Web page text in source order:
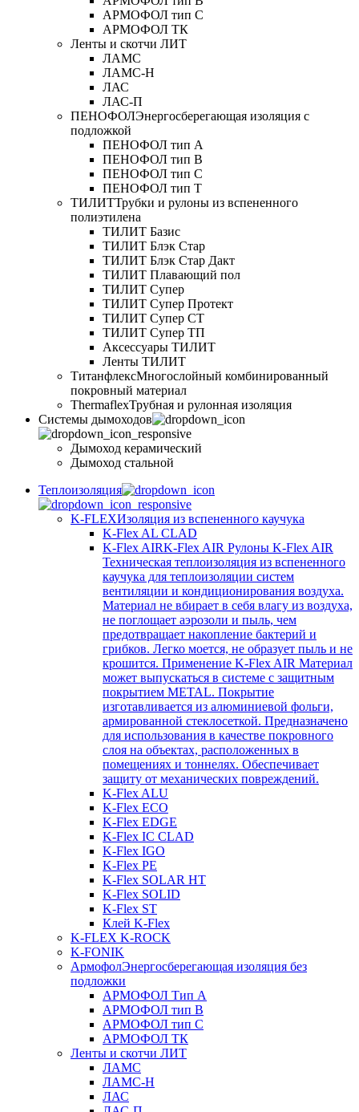
АРМОФОЛ тип C
АРМОФОЛ ТК
Ленты и скотчи ЛИТ
ЛАМС
ЛАМС-Н
ЛАС
ЛАС-П
ПЕНОФОЛЭнергосберегающая изоляция с
подложкой
ПЕНОФОЛ тип А
ПЕНОФОЛ тип B
ПЕНОФОЛ тип C
ПЕНОФОЛ тип T
ТИЛИТТрубки и рулоны из вспененного
полиэтилена
ТИЛИТ Базис
ТИЛИТ Блэк Стар
ТИЛИТ Блэк Стар Дакт
ТИЛИТ Плавающий пол
ТИЛИТ Супер
ТИЛИТ Супер Протект
ТИЛИТ Супер СТ
ТИЛИТ Супер ТП
Аксессуары ТИЛИТ
Ленты ТИЛИТ
ТитанфлексМногослойный комбинированный
покровный материал
ThermaflexТрубная и рулонная изоляция
Cистемы дымоходов
Дымоход керамический
Дымоход стальной
Теплоизоляция
K-FLEXИзоляция из вспененного каучука
K-Flex AL CLAD
K-Flex AIRK-Flex AIR Рулоны K-Flex AIR
Техническая теплоизоляция из вспененного
каучука для теплоизоляции систем
вентиляции и кондиционирования воздуха.
Материал не вбирает в себя влагу из воздуха,
не поглощает аэрозоли и пыль, чем
предотвращает накопление бактерий и
грибков. Легко моется, не образует пыль и не
крошится. Применение K-Flex AIR Материал
может выпускаться в системе c защитным
покрытием METAL. Покрытие
изготавливается из алюминиевой фольги,
армированной стеклосеткой. Предназначено
для использования в качестве покровного
слоя на объектах, расположенных в
помещениях и тоннелях. Обеспечивает
защиту от механических повреждений.
K-Flex ALU
K-Flex ECO
K-Flex EDGE
K-Flex IC CLAD
K-Flex IGO
K-Flex PE
K-Flex SOLAR HT
K-Flex SOLID
K-Flex ST
Клей K-Flex
K-FLEX K-ROCK
K-FONIK
АрмофолЭнергосберегающая изоляция без
подложки
АРМОФОЛ Тип А
АРМОФОЛ тип В
АРМОФОЛ тип C
АРМОФОЛ ТК
Ленты и скотчи ЛИТ
ЛАМС
ЛАМС-Н
ЛАС